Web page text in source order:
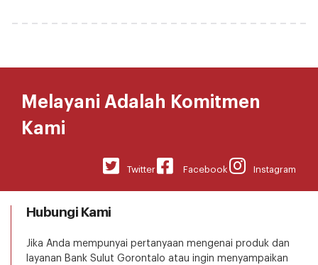
Melayani Adalah Komitmen
Kami
Instagram
Facebook
Twitter
Hubungi Kami
Jika Anda mempunyai pertanyaan mengenai produk dan
layanan Bank Sulut Gorontalo atau ingin menyampaikan